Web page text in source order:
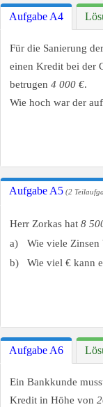
Aufgabe A4
Für die Sanierung
einen Kredit bei der
betrugen 4 000 €.
Wie hoch war der
Aufgabe A5 (2
Herr Zorkas hat 8
a)
Wie viele Zinsen
b)
Wie viel € kann
Aufgabe A6
Ein Bankkunde
Kredit in Höhe von